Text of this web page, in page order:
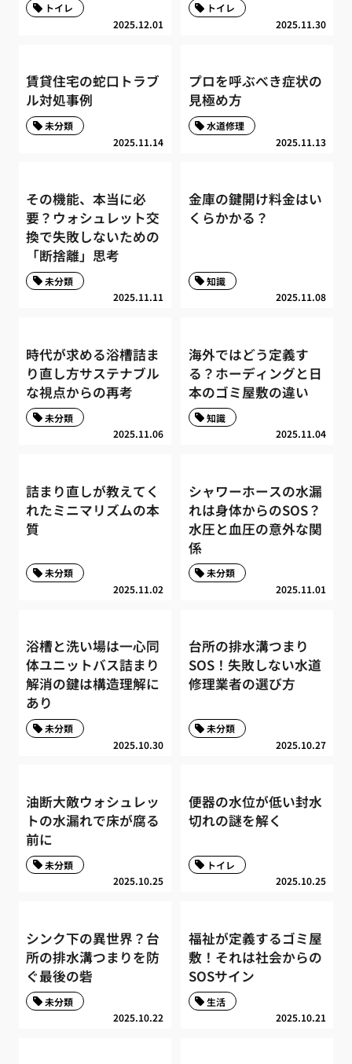
2025.12.01
トイレ
2025.11.30
トイレ
賃貸住宅の蛇口トラブ
ル対処事例
2025.11.14
未分類
プロを呼ぶべき症状の
見極め方
2025.11.13
水道修理
その機能、本当に必
要？ウォシュレット交
換で失敗しないための
「断捨離」思考
2025.11.11
未分類
金庫の鍵開け料金はい
くらかかる？
2025.11.08
知識
時代が求める浴槽詰ま
り直し方サステナブル
な視点からの再考
2025.11.06
未分類
海外ではどう定義す
る？ホーディングと日
本のゴミ屋敷の違い
2025.11.04
知識
詰まり直しが教えてく
れたミニマリズムの本
質
2025.11.02
未分類
シャワーホースの水漏
れは身体からのSOS？
水圧と血圧の意外な関
係
2025.11.01
未分類
浴槽と洗い場は一心同
体ユニットバス詰まり
解消の鍵は構造理解に
あり
2025.10.30
未分類
台所の排水溝つまり
SOS！失敗しない水道
修理業者の選び方
2025.10.27
未分類
油断大敵ウォシュレッ
トの水漏れで床が腐る
前に
2025.10.25
未分類
便器の水位が低い封水
切れの謎を解く
2025.10.25
トイレ
シンク下の異世界？台
所の排水溝つまりを防
ぐ最後の砦
2025.10.22
未分類
福祉が定義するゴミ屋
敷！それは社会からの
SOSサイン
2025.10.21
生活